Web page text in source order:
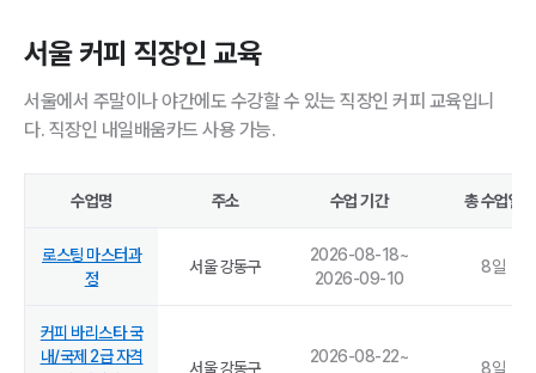
서울 커피 직장인 교육
서울에서 주말이나 야간에도 수강할 수 있는 직장인 커피 교육입니
다. 직장인 내일배움카드 사용 가능.
수업명 주소 수업 기간 총 수업일
로스팅 마스터과
정
서울 강동구
2026-08-18~
2026-09-10
8일
커피 바리스타 국
내/국제 2급 자격
서울 강동구
2026-08-22~
8일